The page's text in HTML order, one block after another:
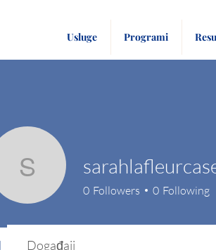
Usluge Programi
0 Followers 0 Following
Događaji